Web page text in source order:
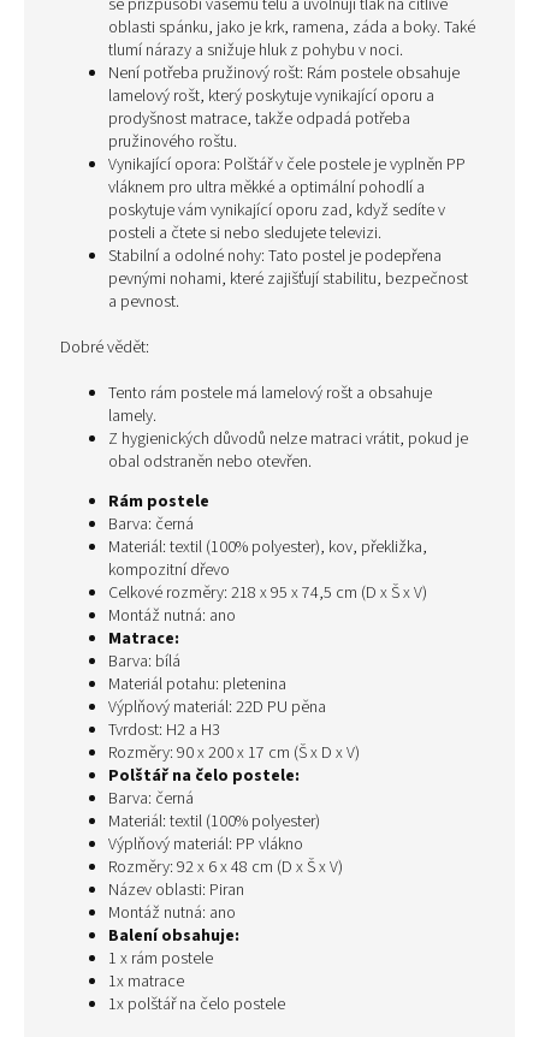
se přizpůsobí vašemu tělu a uvolňují tlak na citlivé
oblasti spánku, jako je krk, ramena, záda a boky. Také
tlumí nárazy a snižuje hluk z pohybu v noci.
Není potřeba pružinový rošt: Rám postele obsahuje
lamelový rošt, který poskytuje vynikající oporu a
prodyšnost matrace, takže odpadá potřeba
pružinového roštu.
Vynikající opora: Polštář v čele postele je vyplněn PP
vláknem pro ultra měkké a optimální pohodlí a
poskytuje vám vynikající oporu zad, když sedíte v
posteli a čtete si nebo sledujete televizi.
Stabilní a odolné nohy: Tato postel je podepřena
pevnými nohami, které zajišťují stabilitu, bezpečnost
a pevnost.
Dobré vědět:
Tento rám postele má lamelový rošt a obsahuje
lamely.
Z hygienických důvodů nelze matraci vrátit, pokud je
obal odstraněn nebo otevřen.
Rám postele
Barva: černá
Materiál: textil (100% polyester), kov, překližka,
kompozitní dřevo
Celkové rozměry: 218 x 95 x 74,5 cm (D x Š x V)
Montáž nutná: ano
Matrace:
Barva: bílá
Materiál potahu: pletenina
Výplňový materiál: 22D PU pěna
Tvrdost: H2 a H3
Rozměry: 90 x 200 x 17 cm (Š x D x V)
Polštář na čelo postele:
Barva: černá
Materiál: textil (100% polyester)
Výplňový materiál: PP vlákno
Rozměry: 92 x 6 x 48 cm (D x Š x V)
Název oblasti: Piran
Montáž nutná: ano
Balení obsahuje:
1 x rám postele
1x matrace
1x polštář na čelo postele